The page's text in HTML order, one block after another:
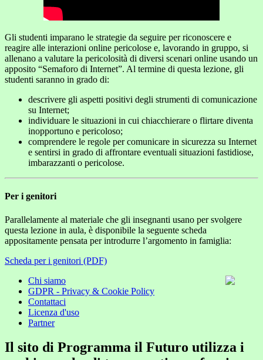
Gli studenti imparano le strategie da seguire per riconoscere e
reagire alle interazioni online pericolose e, lavorando in gruppo, si
allenano a valutare la pericolosità di diversi scenari online usando un
apposito “Semaforo di Internet”. Al termine di questa lezione, gli
studenti saranno in grado di:
descrivere gli aspetti positivi degli strumenti di comunicazione
su Internet;
individuare le situazioni in cui chiacchierare o flirtare diventa
inopportuno e pericoloso;
comprendere le regole per comunicare in sicurezza su Internet
e sentirsi in grado di affrontare eventuali situazioni fastidiose,
imbarazzanti o pericolose.
Per i genitori
Parallelamente al materiale che gli insegnanti usano per svolgere
questa lezione in aula, è disponibile la seguente scheda
appositamente pensata per introdurre l’argomento in famiglia:
Scheda per i genitori (PDF)
Chi siamo
GDPR - Privacy & Cookie Policy
Contattaci
Licenza d'uso
Partner
Il sito di Programma il Futuro utilizza i